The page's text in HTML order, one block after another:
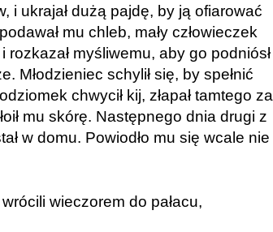
i ukrajał dużą pajdę, by ją ofiarować
mu chleb, mały człowieczek
rozkazał myśliwemu, aby go podniósł
Młodzieniec schylił się, by spełnić
chwycił kij, złapał tamtego za
mu skórę. Następnego dnia drugi z
w domu. Powiodło mu się wcale nie
wieczorem do pałacu,